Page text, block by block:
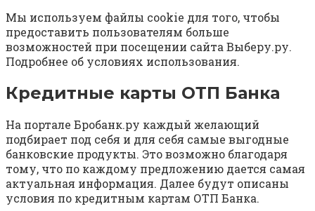
Мы используем файлы cookie для того, чтобы
предоставить пользователям больше
возможностей при посещении сайта Выберу.ру.
Подробнее об условиях использования.
Кредитные карты ОТП Банка
На портале Бробанк.ру каждый желающий
подбирает под себя и для себя самые выгодные
банковские продукты. Это возможно благодаря
тому, что по каждому предложению дается самая
актуальная информация. Далее будут описаны
условия по кредитным картам ОТП Банка.